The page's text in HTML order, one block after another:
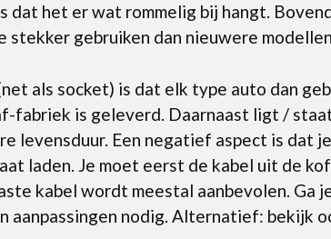
dat het er wat rommelig bij hangt.
stekker gebruiken dan nieuwere
als socket) is dat elk type auto dan
fabriek is geleverd. Daarnaast ligt /
levensduur. Een negatief aspect is dat
laden. Je moet eerst de kabel uit de
kabel wordt meestal aanbevolen. Ga
aanpassingen nodig. Alternatief: bekijk